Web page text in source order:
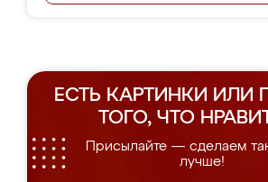
ЕСТЬ КАРТИНКИ ИЛИ
ТОГО, ЧТО
Присылайте — сделаем
лучше!